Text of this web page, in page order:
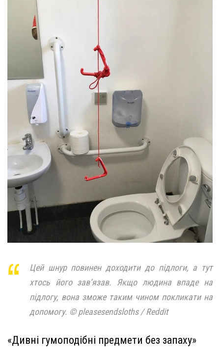
Цей шнур повинен доходити до підлоги, а тут
хтось його зав’язав. Якщо людина впаде на
підлогу, вона зможе таким чином покликати на
допомогу. © pleasesendsloths / Reddit
«Дивні гумоподібні предмети без запаху»